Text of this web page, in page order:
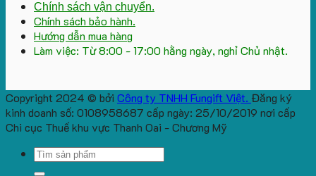
Chính sách vận chuyển.
Chính sách bảo hành.
Hướng dẫn mua hàng
Làm việc: Từ 8:00 - 17:00 hằng ngày, nghỉ Chủ nhật.
Copyright 2024 © bởi Công ty TNHH Fungift Việt. Đăng ký
kinh doanh số: 0108958687 cấp ngày: 25/10/2019 nơi cấp
Chi cục Thuế khu vực Thanh Oai - Chương Mỹ
Search